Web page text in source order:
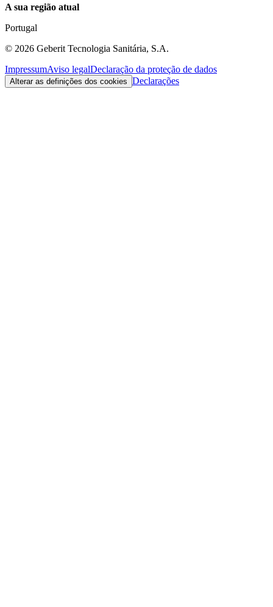
A sua região atual
Portugal
© 2026 Geberit Tecnologia Sanitária, S.A.
ImpressumAviso legalDeclaração da proteção de dados
Alterar as definições dos cookies Declarações